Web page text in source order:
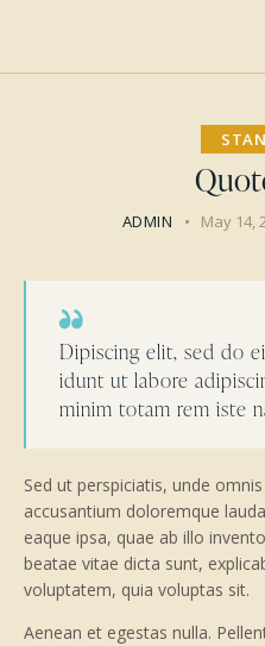
ADMIN May 14,
Dipiscing elit, sed do
idunt ut labore
minim totam rem iste
Sed ut perspiciatis, unde
accusantium doloremque
eaque ipsa, quae ab illo
beatae vitae dicta sunt,
voluptatem, quia voluptas sit.
Aenean et egestas nulla.